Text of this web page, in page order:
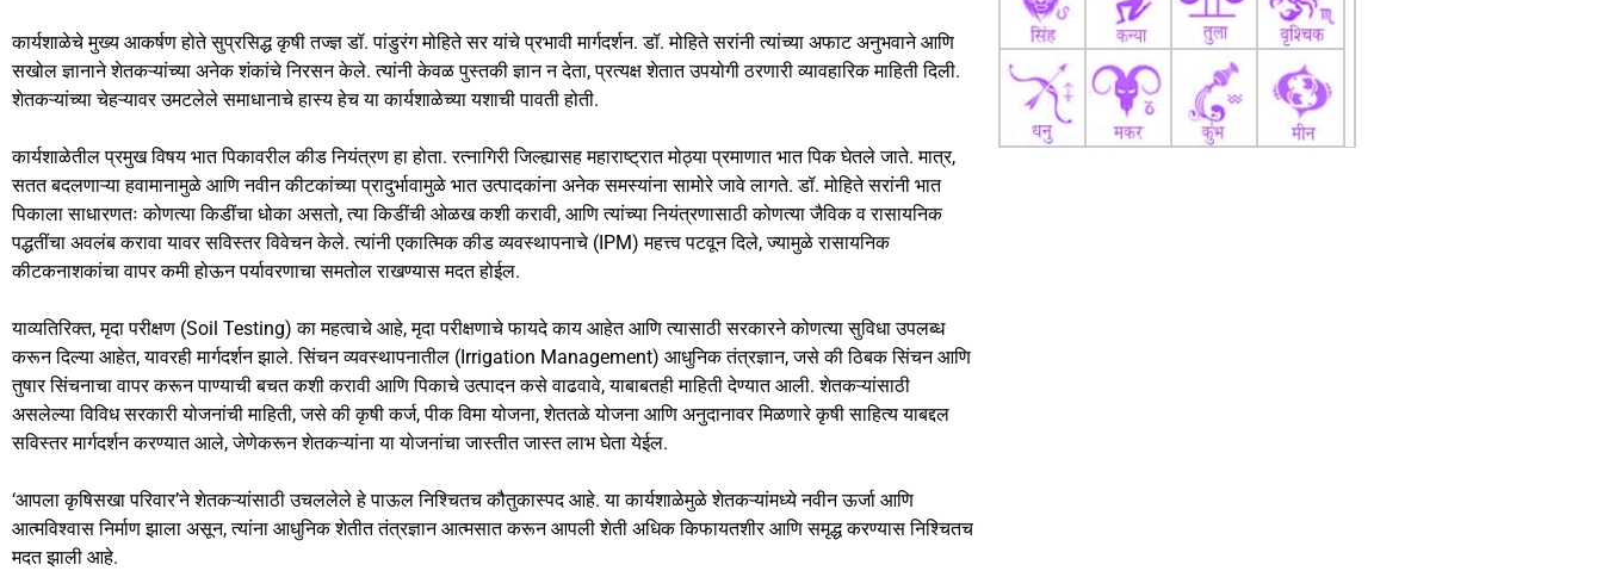
k
कार्यशाळेचे मुख्य आकर्षण होते सुप्रसिद्ध कृषी तज्ज्ञ डॉ. पांडुरंग मोहिते सर यांचे प्रभावी मार्गदर्शन. डॉ. मोहिते सरांनी त्यांच्या अफाट अनुभवाने आणि
सखोल ज्ञानाने शेतकऱ्यांच्या अनेक शंकांचे निरसन केले. त्यांनी केवळ पुस्तकी ज्ञान न देता, प्रत्यक्ष शेतात उपयोगी ठरणारी व्यावहारिक माहिती दिली.
शेतकऱ्यांच्या चेहऱ्यावर उमटलेले समाधानाचे हास्य हेच या कार्यशाळेच्या यशाची पावती होती.
कार्यशाळेतील प्रमुख विषय भात पिकावरील कीड नियंत्रण हा होता. रत्नागिरी जिल्ह्यासह महाराष्ट्रात मोठ्या प्रमाणात भात पिक घेतले जाते. मात्र,
सतत बदलणाऱ्या हवामानामुळे आणि नवीन कीटकांच्या प्रादुर्भावामुळे भात उत्पादकांना अनेक समस्यांना सामोरे जावे लागते. डॉ. मोहिते सरांनी भात
पिकाला साधारणतः कोणत्या किडींचा धोका असतो, त्या किडींची ओळख कशी करावी, आणि त्यांच्या नियंत्रणासाठी कोणत्या जैविक व रासायनिक
पद्धतींचा अवलंब करावा यावर सविस्तर विवेचन केले. त्यांनी एकात्मिक कीड व्यवस्थापनाचे (IPM) महत्त्व पटवून दिले, ज्यामुळे रासायनिक
कीटकनाशकांचा वापर कमी होऊन पर्यावरणाचा समतोल राखण्यास मदत होईल.
याव्यतिरिक्त, मृदा परीक्षण (Soil Testing) का महत्वाचे आहे, मृदा परीक्षणाचे फायदे काय आहेत आणि त्यासाठी सरकारने कोणत्या सुविधा उपलब्ध
करून दिल्या आहेत, यावरही मार्गदर्शन झाले. सिंचन व्यवस्थापनातील (Irrigation Management) आधुनिक तंत्रज्ञान, जसे की ठिबक सिंचन आणि
तुषार सिंचनाचा वापर करून पाण्याची बचत कशी करावी आणि पिकाचे उत्पादन कसे वाढवावे, याबाबतही माहिती देण्यात आली. शेतकऱ्यांसाठी
असलेल्या विविध सरकारी योजनांची माहिती, जसे की कृषी कर्ज, पीक विमा योजना, शेततळे योजना आणि अनुदानावर मिळणारे कृषी साहित्य याबद्दल
सविस्तर मार्गदर्शन करण्यात आले, जेणेकरून शेतकऱ्यांना या योजनांचा जास्तीत जास्त लाभ घेता येईल.
‘आपला कृषिसखा परिवार’ने शेतकऱ्यांसाठी उचललेले हे पाऊल निश्चितच कौतुकास्पद आहे. या कार्यशाळेमुळे शेतकऱ्यांमध्ये नवीन ऊर्जा आणि
आत्मविश्‍वास निर्माण झाला असून, त्यांना आधुनिक शेतीत तंत्रज्ञान आत्मसात करून आपली शेती अधिक किफायतशीर आणि समृद्ध करण्यास निश्चितच
मदत झाली आहे.